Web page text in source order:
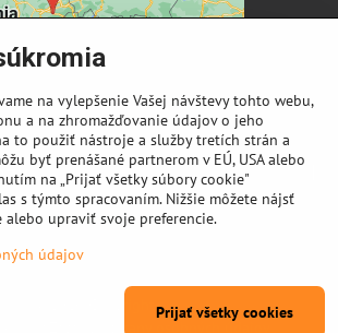
Výkup cievok
Zásady ochrany osobných údajov
na vylepšenie Vašej návštevy tohto webu,
a na zhromažďovanie údajov o jeho
to použiť nástroje a služby tretích strán a
byť prenášané partnerom v EÚ, USA alebo
na „Prijať všetky súbory cookie"
s týmto spracovaním. Nižšie môžete nájsť
upraviť svoje preferencie.
údajov
Prijať všetky cookies